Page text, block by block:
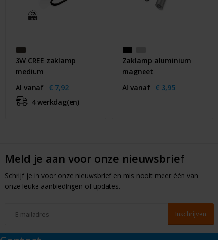
3W CREE zaklamp
medium
Al vanaf € 7,92
4 werkdag(en)
Zaklamp aluminium
magneet
Al vanaf € 3,95
Meld je aan voor onze nieuwsbrief
Schrijf je in voor onze nieuwsbrief en mis nooit meer één van
onze leuke aanbiedingen of updates.